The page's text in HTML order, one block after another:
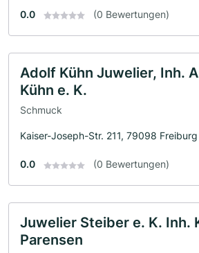
0.0 (0 Bewertungen)
Adolf Kühn Juwelier, Inh.
Kühn e. K.
Schmuck
Kaiser-Joseph-Str. 211, 79098
0.0 (0 Bewertungen)
Juwelier Steiber e. K. Inh.
Parensen